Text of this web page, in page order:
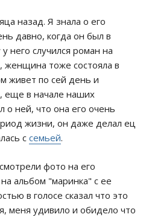
назад. Я знала о его
давно, когда он был в
него случился роман на
женщина тоже состояла в
живет по сей день и
еще в начале наших
о ней, что она его очень
жизни, он даже делал ец
с семьей.
фото на его
альбом "маринка" с ее
в голосе сказал что это
меня удивило и обидело что